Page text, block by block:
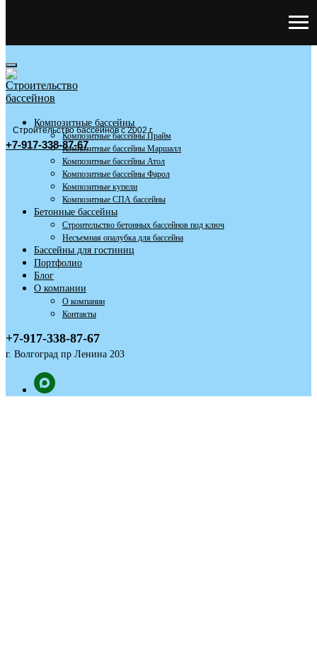
Строительство бассейнов с 2002 г
+7-917-338-87-67
Композитные бассейны
Композитные бассейны Прайм
Композитные бассейны Маршалл
Композитные бассейны Атол
Композитные бассейны Фарол
Композитные купели
Композитные СПА бассейны
Бетонные бассейны
Строительство бетонных бассейнов под ключ
Несъемная опалубка для бассейна
Бассейны для гостиниц
Портфолио
Блог
О компании
О компании
Контакты
+7-917-338-87-67
г. Волгоград пр Ленина 203